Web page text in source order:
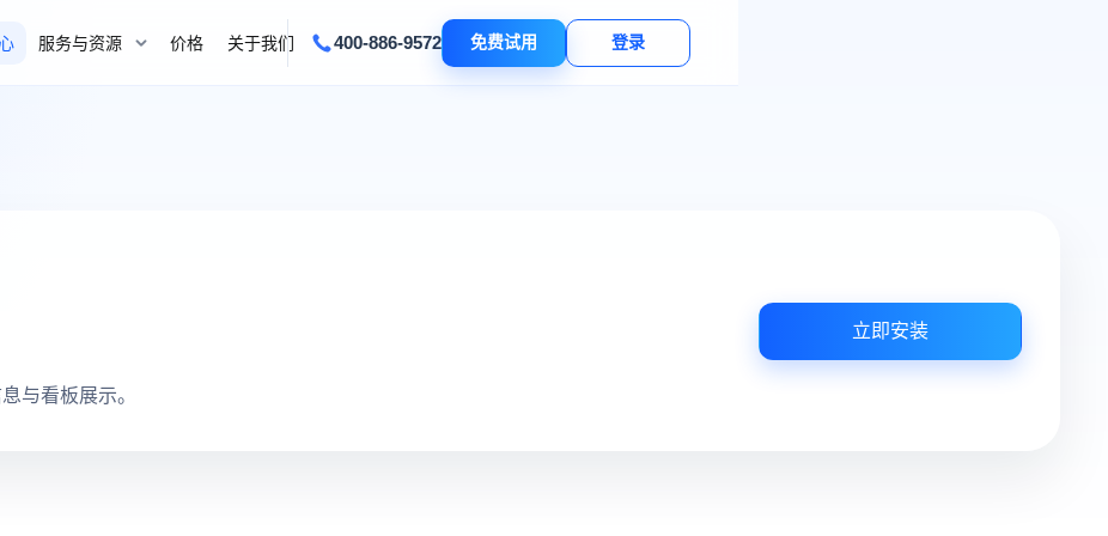
服务与资源 价格 关于我们 400-886-9572 免费试用 登录
与看板展示。
立即安装